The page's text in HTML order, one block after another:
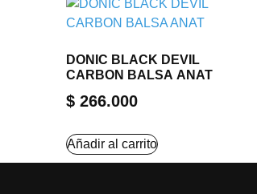
DONIC BLACK DEVIL
CARBON BALSA ANAT
$ 266.000
Añadir al carrito